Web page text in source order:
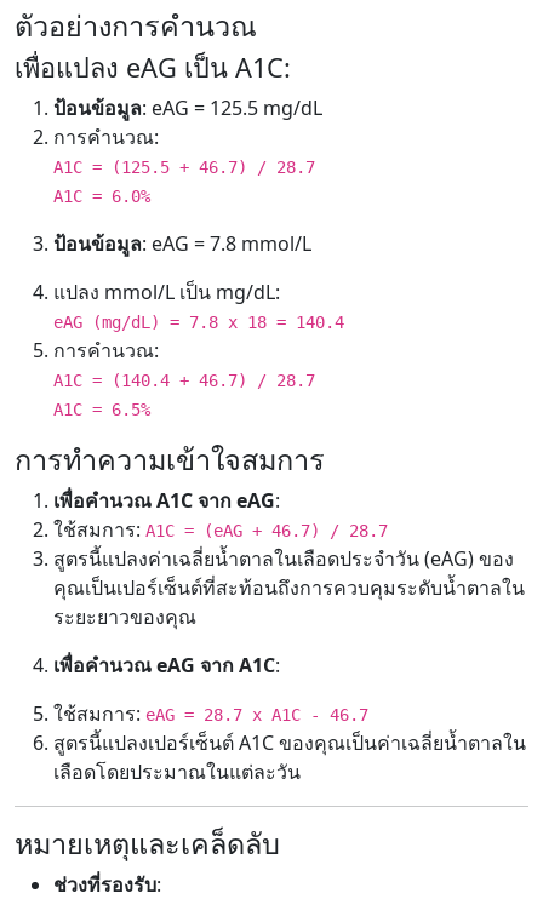
ตัวอย่างการคำนวณ
เพื่อแปลง eAG เป็น A1C:
ป้อนข้อมูล: eAG = 125.5 mg/dL
การคำนวณ:
A1C = (125.5 + 46.7) / 28.7
A1C = 6.0%
ป้อนข้อมูล: eAG = 7.8 mmol/L
แปลง mmol/L เป็น mg/dL:
eAG (mg/dL) = 7.8 x 18 = 140.4
การคำนวณ:
A1C = (140.4 + 46.7) / 28.7
A1C = 6.5%
การทำความเข้าใจสมการ
เพื่อคำนวณ A1C จาก eAG:
ใช้สมการ: A1C = (eAG + 46.7) / 28.7
สูตรนี้แปลงค่าเฉลี่ยน้ำตาลในเลือดประจำวัน (eAG) ของ
คุณเป็นเปอร์เซ็นต์ที่สะท้อนถึงการควบคุมระดับน้ำตาลใน
ระยะยาวของคุณ
เพื่อคำนวณ eAG จาก A1C:
ใช้สมการ: eAG = 28.7 x A1C - 46.7
สูตรนี้แปลงเปอร์เซ็นต์ A1C ของคุณเป็นค่าเฉลี่ยน้ำตาลใน
เลือดโดยประมาณในแต่ละวัน
หมายเหตุและเคล็ดลับ
ช่วงที่รองรับ: